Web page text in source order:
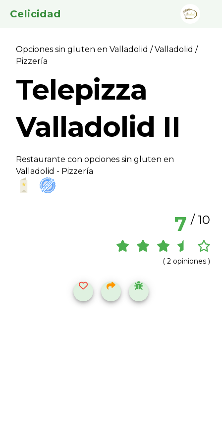
Celicidad
Opciones sin gluten en Valladolid /Valladolid /
Pizzerí­a
Telepizza
Valladolid II
Restaurante con opciones sin gluten en
Valladolid - Pizzerí­a
7 / 10
( 2 opiniones )